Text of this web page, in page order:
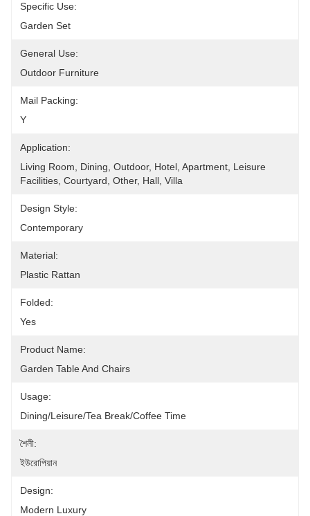
Specific Use:
Garden Set
General Use:
Outdoor Furniture
Mail Packing:
Y
Application:
Living Room, Dining, Outdoor, Hotel, Apartment, Leisure
Facilities, Courtyard, Other, Hall, Villa
Design Style:
Contemporary
Material:
Plastic Rattan
Folded:
Yes
Product Name:
Garden Table And Chairs
Usage:
Dining/Leisure/tea Break/Coffee Time
শৈলী:
ইউরোপিয়ান
Design:
Modern Luxury